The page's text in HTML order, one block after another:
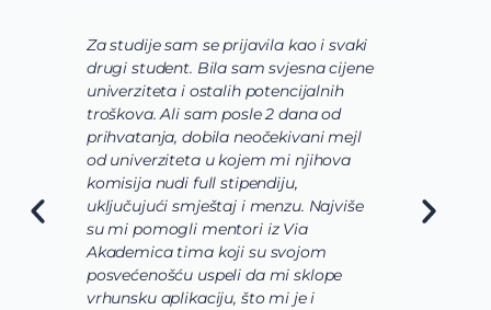
Za studije sam se prijavila kao i svaki
drugi student. Bila sam svjesna cijene
univerziteta i ostalih potencijalnih
troškova. Ali sam posle 2 dana od
prihvatanja, dobila neočekivani mejl
od univerziteta u kojem mi njihova
komisija nudi full stipendiju,
uključujući smještaj i menzu. Najviše
su mi pomogli mentori iz Via
Akademica tima koji su svojom
posvećenošću uspeli da mi sklope
vrhunsku aplikaciju, što mi je i